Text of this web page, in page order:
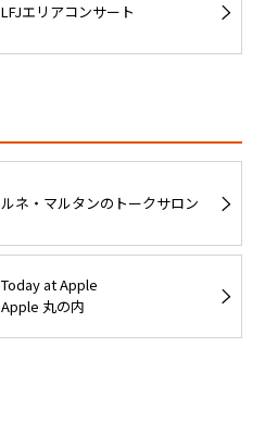
LFJエリアコンサート
ルネ・マルタンのトークサロン
Today at Apple
Apple 丸の内